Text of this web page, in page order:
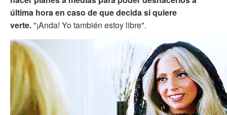
última hora en caso de que decida si quiere
verte."¡Anda! Yo también estoy libre".